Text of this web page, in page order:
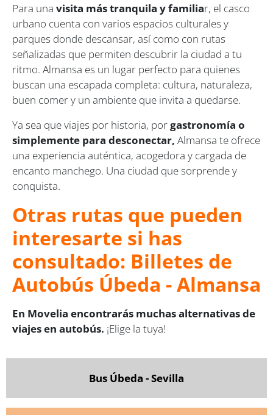
Para una visita más tranquila y familiar, el casco
urbano cuenta con varios espacios culturales y
parques donde descansar, así como con rutas
señalizadas que permiten descubrir la ciudad a tu
ritmo. Almansa es un lugar perfecto para quienes
buscan una escapada completa: cultura, naturaleza,
buen comer y un ambiente que invita a quedarse.
Ya sea que viajes por historia, porgastronomía o
simplemente para desconectar, Almansa te ofrece
una experiencia auténtica, acogedora y cargada de
encanto manchego. Una ciudad que sorprende y
conquista.
Otras rutas que pueden
interesarte si has
consultado: Billetes de
Autobús Úbeda - Almansa
En Movelia encontrarás muchas alternativas de
viajes en autobús. ¡Elige la tuya!
Bus Úbeda - Sevilla